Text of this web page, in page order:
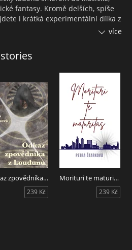
fantasy. Kromě delších, spíše
i krátká experimentální dílka z
po 20 letech
více
Odkaz zpovědníka z Loudunu
239 Kč
Morituri te maturitas
239 Kč